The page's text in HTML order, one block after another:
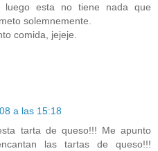
luego esta no tiene nada que
solemnemente.
comida, jejeje.
a las 15:18
tarta de queso!!! Me apunto
las tartas de queso!!!